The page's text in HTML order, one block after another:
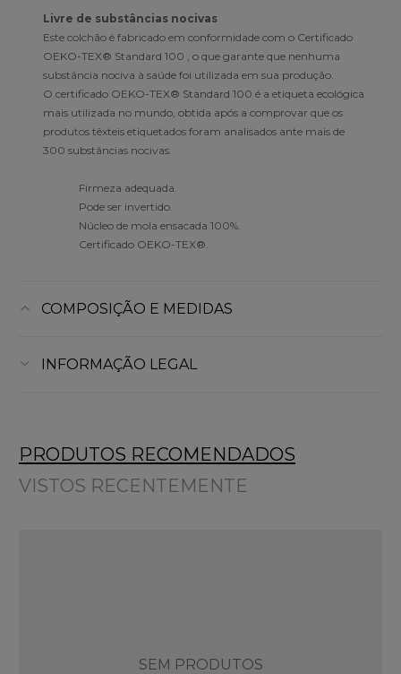
Livre de substâncias nocivas
Este colchão é fabricado em conformidade com o Certificado
OEKO-TEX® Standard 100 , o que garante que nenhuma
substância nociva à saúde foi utilizada em sua produção.
O certificado OEKO-TEX® Standard 100 é a etiqueta ecológica
mais utilizada no mundo, obtida após a comprovar que os
produtos têxteis etiquetados foram analisados ante mais de
300 substâncias nocivas.
Firmeza adequada.
Pode ser invertido.
Núcleo de mola ensacada 100%.
Certificado OEKO-TEX®.
COMPOSIÇÃO E MEDIDAS
INFORMAÇÃO LEGAL
PRODUTOS RECOMENDADOS
VISTOS RECENTEMENTE
SEM PRODUTOS